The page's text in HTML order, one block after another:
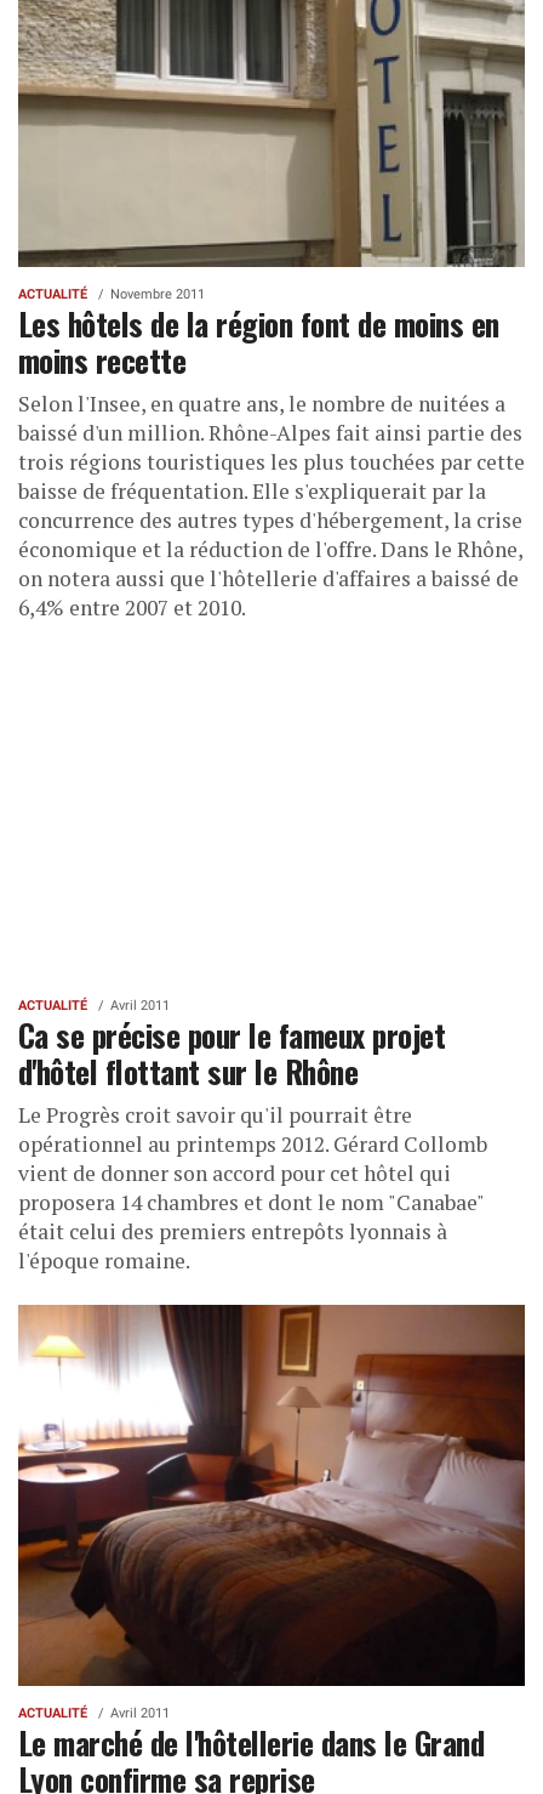
ACTUALITÉ Novembre 2011
Les hôtels de la région font de moins en
moins recette
Selon l'Insee, en quatre ans, le nombre de nuitées a
baissé d'un million. Rhône-Alpes fait ainsi partie des
trois régions touristiques les plus touchées par cette
baisse de fréquentation. Elle s'expliquerait par la
concurrence des autres types d'hébergement, la crise
économique et la réduction de l'offre. Dans le Rhône,
on notera aussi que l'hôtellerie d'affaires a baissé de
6,4% entre 2007 et 2010.
ACTUALITÉ Avril 2011
Ca se précise pour le fameux projet
d'hôtel flottant sur le Rhône
Le Progrès croit savoir qu'il pourrait être
opérationnel au printemps 2012. Gérard Collomb
vient de donner son accord pour cet hôtel qui
proposera 14 chambres et dont le nom "Canabae"
était celui des premiers entrepôts lyonnais à
l'époque romaine.
ACTUALITÉ Avril 2011
Le marché de l'hôtellerie dans le Grand
Lyon confirme sa reprise